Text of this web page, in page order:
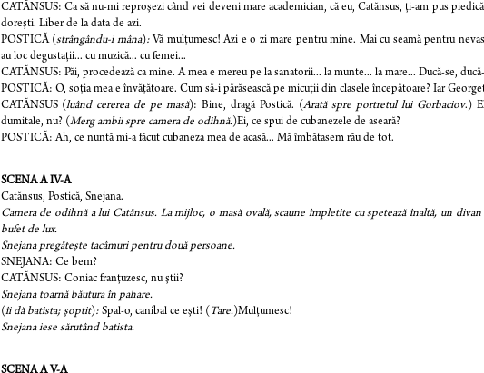
CATĂNSUS: Ca să nu-mi reproşezi când vei deveni mare academician, că eu, Catănsus, ţi-am pus
doreşti. Liber de la data de azi.
POSTICĂ (strângându-i mâna):Vă mulţumesc! Azi e o zi mare pentru mine. Mai cu seamă pentru
au loc degustaţii... cu muzică... cu femei...
CATĂNSUS: Păi, procedează ca mine. A mea e mereu pe la sanatorii... la munte... la mare... Ducă-se,
POSTICĂ: O, soţia mea e învăţătoare. Cum să-i părăsească pe micuţii din clasele începătoare? Iar
CATĂNSUS (luând cererea de pe masă): Bine, dragă Postică. (Arată spre portretul lui Gorbaciov.)
dumitale, nu? (Merg ambii spre camera de odihnă.)Ei, ce spui de cubanezele de aseară?
POSTICĂ: Ah, ce nuntă mi-a făcut cubaneza mea de acasă... Mă îmbătasem rău de tot.
SCENA A IV-A
Catănsus, Postică, Snejana.
Camera de odihnă a lui Catănsus. La mijloc, o masă ovală, scaune împletite cu spetează înaltă, un
bufet de lux.
Snejana pregăteşte tacâmuri pentru două persoane.
SNEJANA: Ce bem?
CATĂNSUS: Coniac franţuzesc, nu ştii?
Snejana toarnă băutura în pahare.
(îi dă batista; şoptit):Spal-o, canibal ce eşti! ( Tare.)Mulţumesc!
Snejana iese sărutând batista.
SCENA A V-A